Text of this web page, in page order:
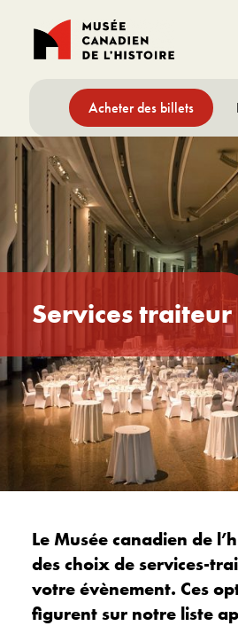
Acheter des billets
Services traiteur
Le Musée canadien de
des choix de services-
votre évènement. Ces
figurent sur notre liste